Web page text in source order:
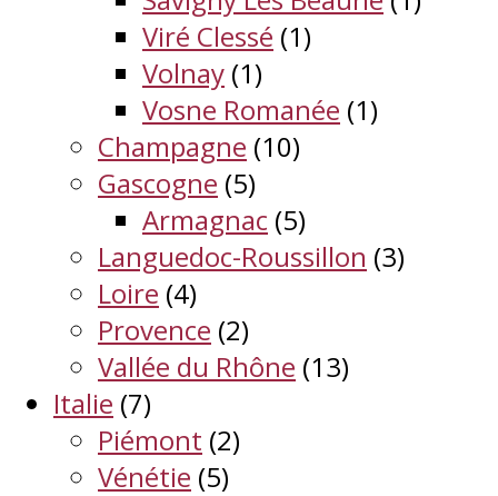
Viré Clessé (1)
Volnay (1)
Vosne Romanée (1)
Champagne (10)
Gascogne (5)
Armagnac (5)
Languedoc-Roussillon (3)
Loire (4)
Provence (2)
Vallée du Rhône (13)
Italie (7)
Piémont (2)
Vénétie (5)